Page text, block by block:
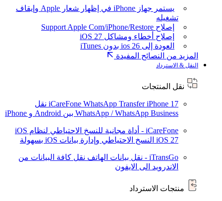
يستمر جهاز iPhone في إظهار شعار Apple وإيقاف
تشغيله
إصلاح Support Apple Com/iPhone/Restore
إصلاح أخطاء ومشاكل iOS 27
العودة إلى ios 26 بدون iTunes
المزيد من النصائح المفيدة
النقل & الاسترداد
نقل المنتجات
iCareFone WhatsApp TransferiPhone 17
نقل
WhatsApp / WhatsApp Business بين Android و iPhone
iCareFone - أداة مجانية للنسخ الاحتياطي لنظام iOS
iOS 27 النسخ الاحتياطي وإدارة بيانات iOS بسهولة
iTransGo - نقل بيانات الهاتف
نقل كافة البيانات من
الاندرويد الى الايفون
منتجات الاسترداد